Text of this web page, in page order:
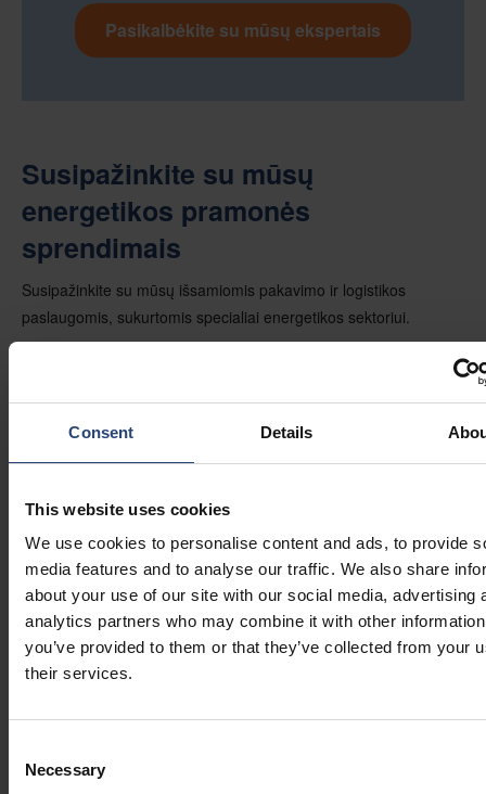
Consent Details
This website uses cookies
We use cookies to personalise content and ads, to provide
media features and to analyse our traffic. We also share
about your use of our site with our social media, advertising
analytics partners who may combine it with other
you’ve provided to them or that they’ve collected from your
their services.
Selection
Necessary
Pasikalbėkite su mūsų ekspertais
Susipažinkite su mūsų
energetikos pramonės
sprendimais
Susipažinkite su mūsų išsamiomis pakavimo ir logistikos
paslaugomis, sukurtomis specialiai energetikos sektoriui.
Susipažinkite su mūsų išsamiais pakavimo ir logistikos
paslaugomis, sukurtomis specialiai energetikos sektoriui.
klientų atvejai
Aukštos įtampos įrangos pakavimo atvejo analizė |
: Skaitykite, kaip mūsų
pakeitė gabenimo, saugos ir sandėliavimo efektyvumą.
Optimizuota turbinų mentelių pakuotė | Nefab atvejo
analizė: Sužinokite daugiau apie mūsų komandos
novatorišką dizainą, kuriame naudojama
3 būdai, kaip skaitmeninimas keičia energijos įrangos